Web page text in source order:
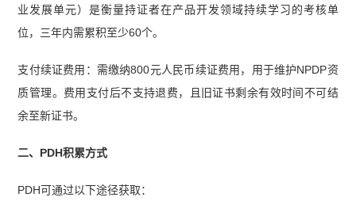
业发展单元）是衡量持证者在产品开发领域持续学习的考核单
位，三年内需累积至少60个。
支付续证费用：需缴纳800元人民币续证费用，用于维护NPDP资
质管理。费用支付后不支持退费，且旧证书剩余有效时间不可结
余至新证书。
二、PDH积累方式
PDH可通过以下途径获取：